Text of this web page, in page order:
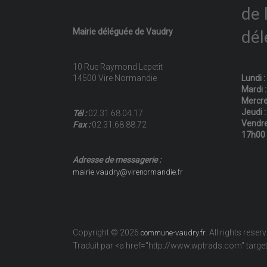
Mairie déléguée de Vaudry
10 Rue Raymond Lepetit
14500 Vire Normandie
Tél :02.31.68.04.17
Fax :02.31.68.88.72
Adresse de messagerie :
mairie.vaudry@virenormandie.fr
de
Lundi
Mardi
Jeudi
17h00
Copyright © 2026 commune-vaudry.fr . All rights
Traduit par <a href="http://www.wptrads.com"